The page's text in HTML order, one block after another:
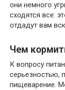
они немного
сходятся все:
отдадут вам
Чем
К вопросу
серьезностью,
пищеварение.